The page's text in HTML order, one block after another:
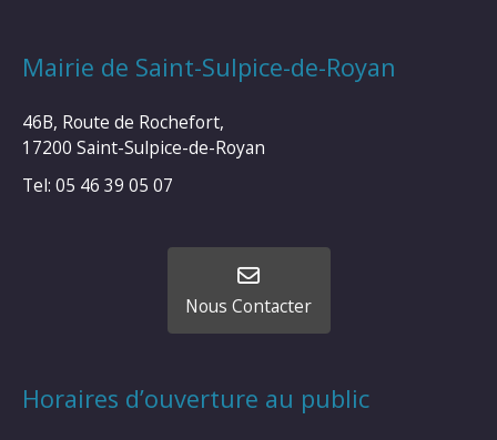
Mairie de Saint-Sulpice-de-Royan
46B, Route de Rochefort,
17200 Saint-Sulpice-de-Royan
Tel: 05 46 39 05 07
Nous Contacter
Horaires d’ouverture au public